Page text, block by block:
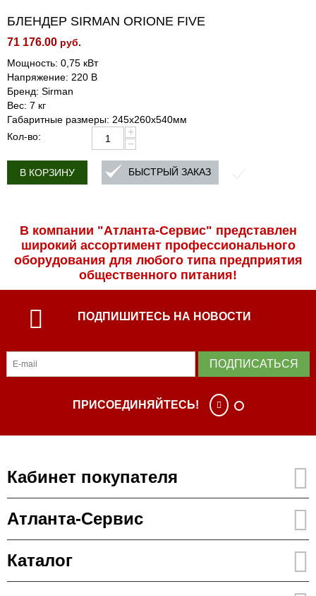
БЛЕНДЕР SIRMAN ORIONE FIVE
71 176.00 руб.
Мощность: 0,75 кВт
Напряжение: 220 В
Бренд: Sirman
Вес: 7 кг
Габаритные размеры: 245х260х540мм
Кол-во:
+
−
В КОРЗИНУ БЫСТРЫЙ ЗАКАЗ
В компании "Атланта-Сервис" представлен
широкий ассортимент профессиональ­ного
оборудования для любого типа предприятия
общественного питания!
ПОДПИШИТЕСЬ НА НОВОСТИ
ПОДПИСАТЬСЯ
ПРИСОЕДИНЯЙТЕСЬ!
Кабинет покупателя
Атланта-Сервис
Каталог